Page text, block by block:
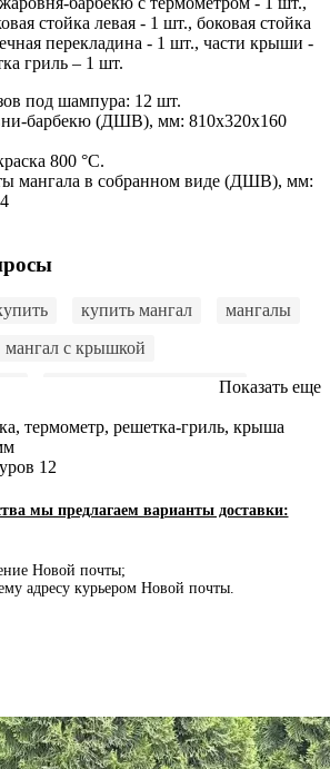
стойка левая - 1 шт., боковая стойка
перекладина - 1 шт., части крыши -
гриль – 1 шт.
под шампура: 12 шт.
барбекю (ДШВ), мм: 810х320х160
800 °С.
мангала в собранном виде (ДШВ), мм:
купить мангал
мангалы
мангал с крышкой
купить мангал недорого
мангал в подарок
мангал барбекю
купить мангал барбекю
мангал
для казана
барбекю
купить барбекю барбекю купить
Показать еще
термометр, решетка-гриль, крыша
12
мы предлагаем варианты доставки:
Новой почты;
адресу курьером Новой почты.